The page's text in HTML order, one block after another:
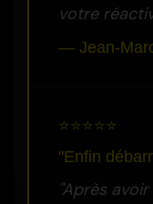
votre
— Jean-
⭐⭐⭐⭐⭐
"Enfin
"Après